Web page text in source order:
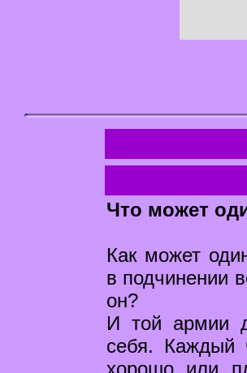
Что может
Как может
в подчинении
он?
И той армии
себя. Каждый
хорошо или